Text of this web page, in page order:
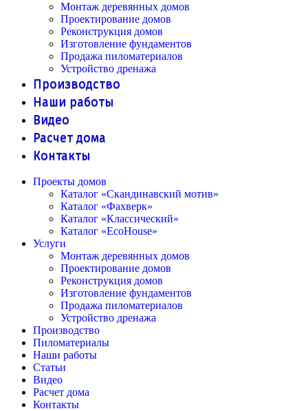
Монтаж деревянных домов
Проектирование домов
Реконструкция домов
Изготовление фундаментов
Продажа пиломатериалов
Устройство дренажа
Производство
Наши работы
Видео
Расчет дома
Контакты
Проекты домов
Каталог «Скандинавский мотив»
Каталог «Фахверк»
Каталог «Классический»
Каталог «EcoHouse»
Услуги
Монтаж деревянных домов
Проектирование домов
Реконструкция домов
Изготовление фундаментов
Продажа пиломатериалов
Устройство дренажа
Производство
Пиломатериалы
Наши работы
Статьи
Видео
Расчет дома
Контакты